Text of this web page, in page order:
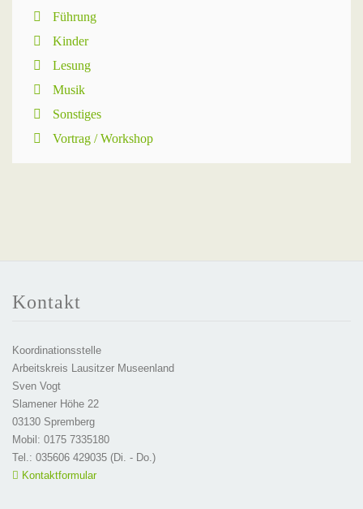
Führung
Kinder
Lesung
Musik
Sonstiges
Vortrag / Workshop
Kontakt
Koordinationsstelle
Arbeitskreis Lausitzer Museenland
Sven Vogt
Slamener Höhe 22
03130 Spremberg
Mobil: 0175 7335180
Tel.: 035606 429035 (Di. - Do.)
Kontaktformular